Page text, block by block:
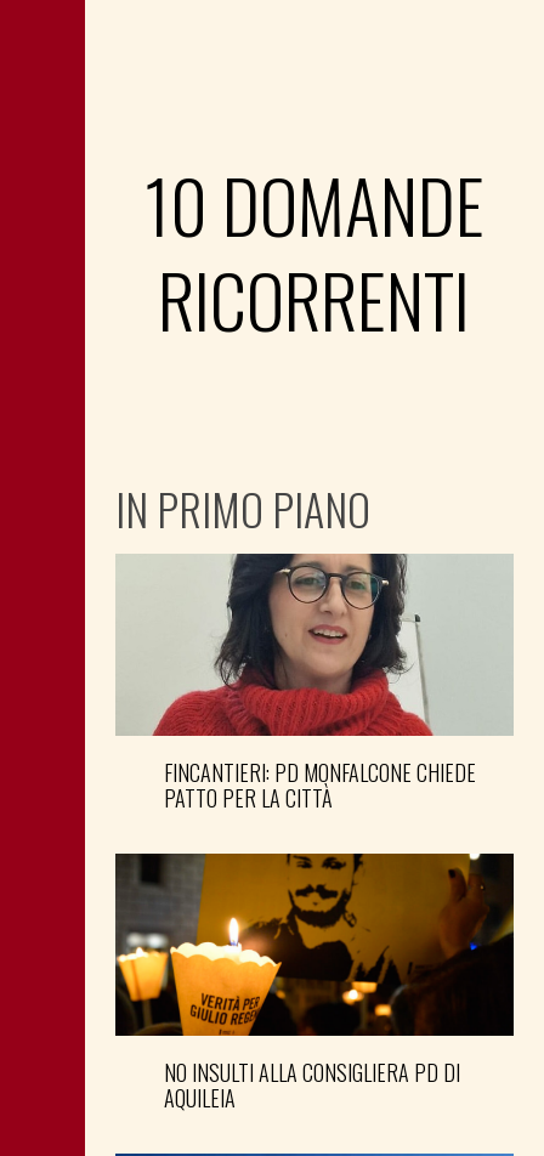
10 DOMANDE
RICORRENTI
IN PRIMO PIANO
FINCANTIERI: PD MONFALCONE CHIEDE
PATTO PER LA CITTÀ
NO INSULTI ALLA CONSIGLIERA PD DI
AQUILEIA